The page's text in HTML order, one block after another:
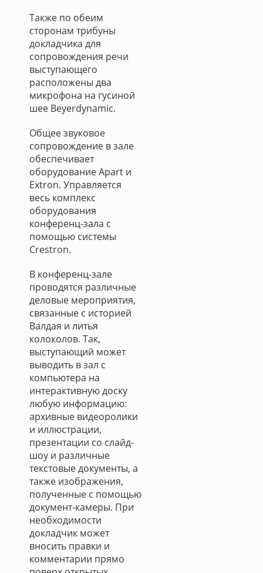
Также по обеим
сторонам трибуны
докладчика для
сопровождения речи
выступающего
расположены два
микрофона на гусиной
шее Beyerdynamic.
Общее звуковое
сопровождение в зале
обеспечивает
оборудование Apart и
Extron. Управляется
весь комплекс
оборудования
конференц-зала с
помощью системы
Crestron.
В конференц-зале
проводятся различные
деловые мероприятия,
связанные с историей
Валдая и литья
колоколов. Так,
выступающий может
выводить в зал с
компьютера на
интерактивную доску
любую информацию:
архивные видеоролики
и иллюстрации,
презентации со слайд-
шоу и различные
текстовые документы, а
также изображения,
полученные с помощью
документ-камеры. При
необходимости
докладчик может
вносить правки и
комментарии прямо